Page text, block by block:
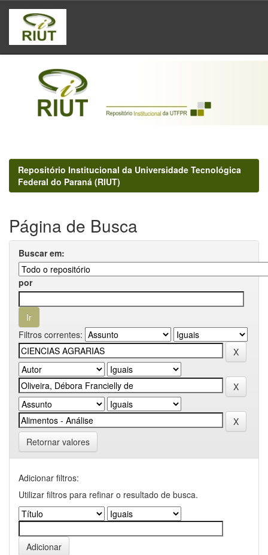
Skip
navigation
Repositório Institucional da Universidade Tecnológica
Federal do Paraná (RIUT)
Página de Busca
Buscar em:
por
Filtros correntes:
Retornar valores
Adicionar filtros:
Utilizar filtros para refinar o resultado de busca.